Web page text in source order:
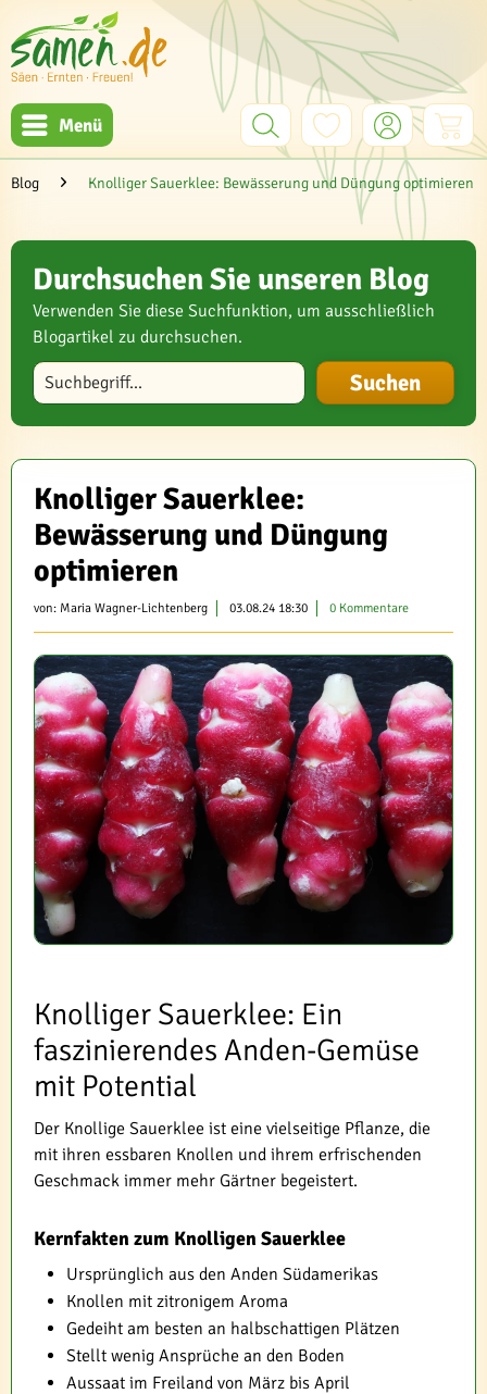
Menü
Blog Knolliger Sauerklee: Bewässerung und Düngung optimieren
Durchsuchen Sie unseren Blog
Verwenden Sie diese Suchfunktion, um ausschließlich
Blogartikel zu durchsuchen.
Blog durchsuchen
Knolliger Sauerklee:
Bewässerung und Düngung
optimieren
von: Maria Wagner-Lichtenberg 03.08.24 18:30 0 Kommentare
Knolliger Sauerklee: Ein
faszinierendes Anden-Gemüse
mit Potential
Der Knollige Sauerklee ist eine vielseitige Pflanze, die
mit ihren essbaren Knollen und ihrem erfrischenden
Geschmack immer mehr Gärtner begeistert.
Kernfakten zum Knolligen Sauerklee
Ursprünglich aus den Anden Südamerikas
Knollen mit zitronigem Aroma
Gedeiht am besten an halbschattigen Plätzen
Stellt wenig Ansprüche an den Boden
Aussaat im Freiland von März bis April